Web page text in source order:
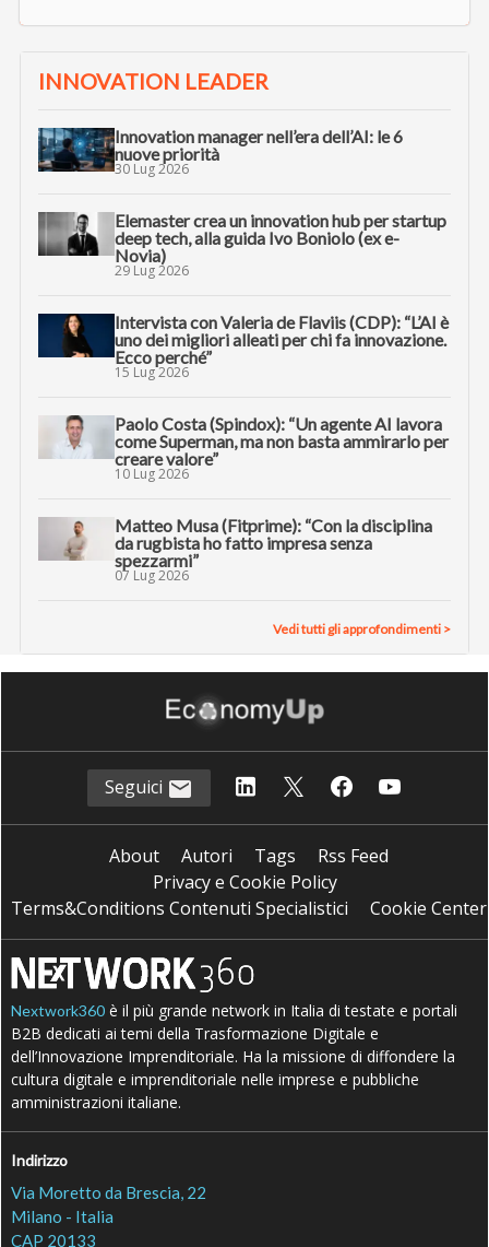
INNOVATION LEADER
Innovation manager nell’era dell’AI: le 6
nuove priorità
30 Lug 2026
Elemaster crea un innovation hub per startup
deep tech, alla guida Ivo Boniolo (ex e-
Novia)
29 Lug 2026
Intervista con Valeria de Flaviis (CDP): “L’AI è
uno dei migliori alleati per chi fa innovazione.
Ecco perché”
15 Lug 2026
Paolo Costa (Spindox): “Un agente AI lavora
come Superman, ma non basta ammirarlo per
creare valore”
10 Lug 2026
Matteo Musa (Fitprime): “Con la disciplina
da rugbista ho fatto impresa senza
spezzarmi”
07 Lug 2026
Vedi tutti gli approfondimenti >
Seguici
About Autori Tags
Rss Feed
Privacy e Cookie Policy
Terms&Conditions Contenuti Specialistici
Cookie Center
Nextwork360 è il più grande network in Italia di testate e portali
B2B dedicati ai temi della Trasformazione Digitale e
dell’Innovazione Imprenditoriale. Ha la missione di diffondere la
cultura digitale e imprenditoriale nelle imprese e pubbliche
amministrazioni italiane.
Indirizzo
Via Moretto da Brescia, 22
Milano - Italia
CAP 20133